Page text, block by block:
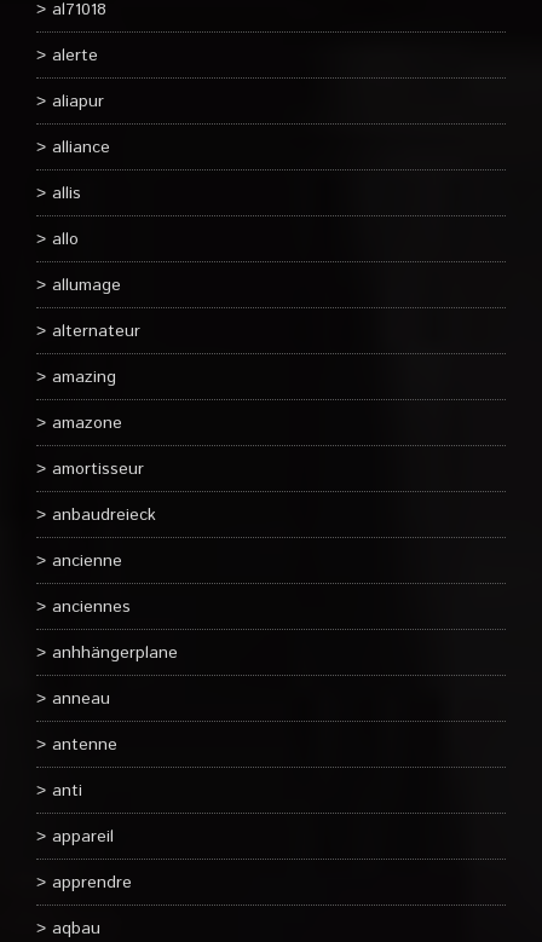
al71018
alerte
aliapur
alliance
allis
allo
allumage
alternateur
amazing
amazone
amortisseur
anbaudreieck
ancienne
anciennes
anhhängerplane
anneau
antenne
anti
appareil
apprendre
aqbau